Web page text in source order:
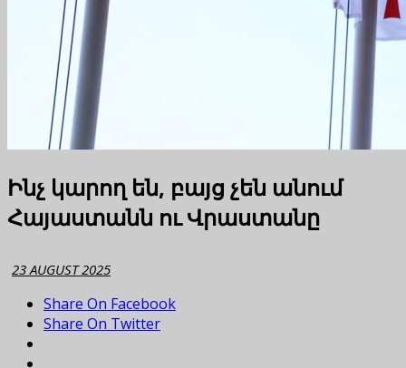
Ինչ կարող են, բայց չեն անում
Հայաստանն ու Վրաստանը
23 AUGUST 2025
Share On Facebook
Share On Twitter